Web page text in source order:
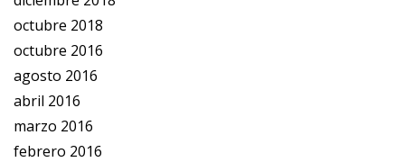
octubre 2018
octubre 2016
agosto 2016
abril 2016
marzo 2016
febrero 2016